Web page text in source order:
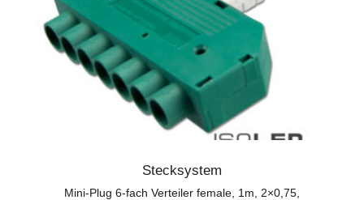
Stecksystem
Mini-Plug 6-fach Verteiler female, 1m, 2×0,75,